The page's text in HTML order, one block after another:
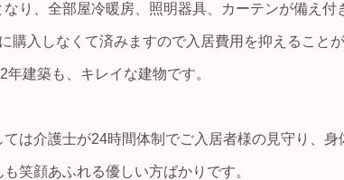
り、全部屋冷暖房、照明器具、カーテンが備え付
購入しなくて済みますので入居費用を抑えることが
年建築も、キレイな建物です。
は介護士が24時間体制でご入居者様の見守り、身
笑顔あふれる優しい方ばかりです。